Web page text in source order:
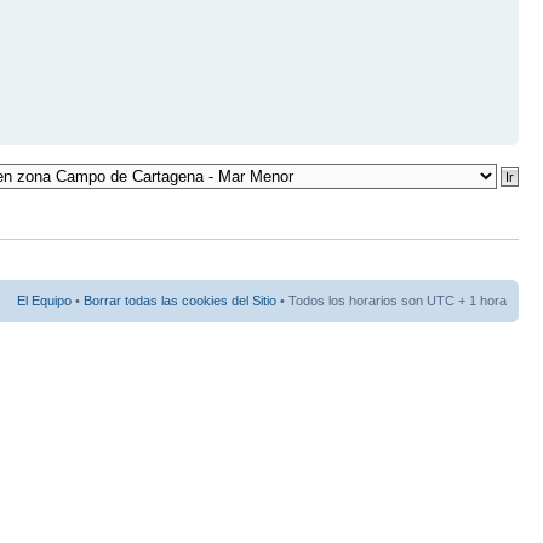
El Equipo • Borrar todas las cookies del Sitio • Todos los horarios son UTC + 1 hora